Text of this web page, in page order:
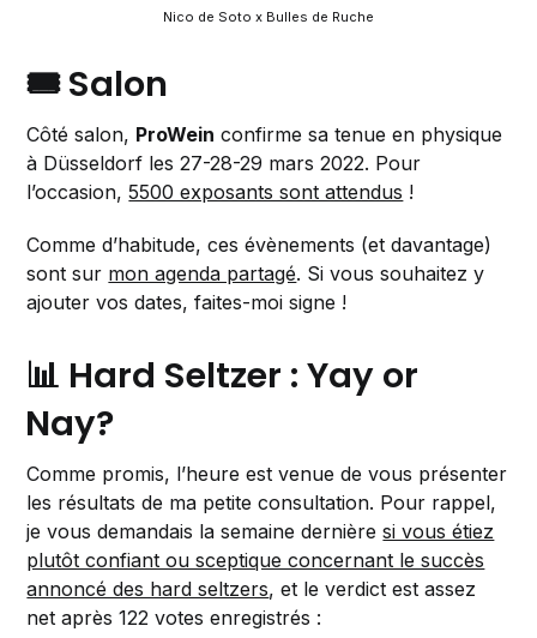
Nico de Soto x Bulles de Ruche
🎟️ Salon
Côté salon, ProWein confirme sa tenue en physique
à Düsseldorf les 27-28-29 mars 2022. Pour
l’occasion,5500 exposants sont attendus !
Comme d’habitude, ces évènements (et davantage)
sont sur mon agenda partagé. Si vous souhaitez y
ajouter vos dates, faites-moi signe !
📊 Hard Seltzer : Yay or
Nay?
Comme promis, l’heure est venue de vous présenter
les résultats de ma petite consultation. Pour rappel,
je vous demandais la semaine dernièresi vous étiez
plutôt confiant ou sceptique concernant le succès
annoncé des hard seltzers, et le verdict est assez
net après 122 votes enregistrés :